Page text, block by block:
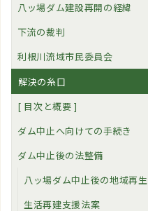
八ッ場ダム建設再開の経緯
下流の裁判
利根川流域市民委員会
解決の糸口
[ 目次と概要 ]
ダム中止へ向けての手続き
ダム中止後の法整備
八ッ場ダム中止後の地域再生
生活再建支援法案